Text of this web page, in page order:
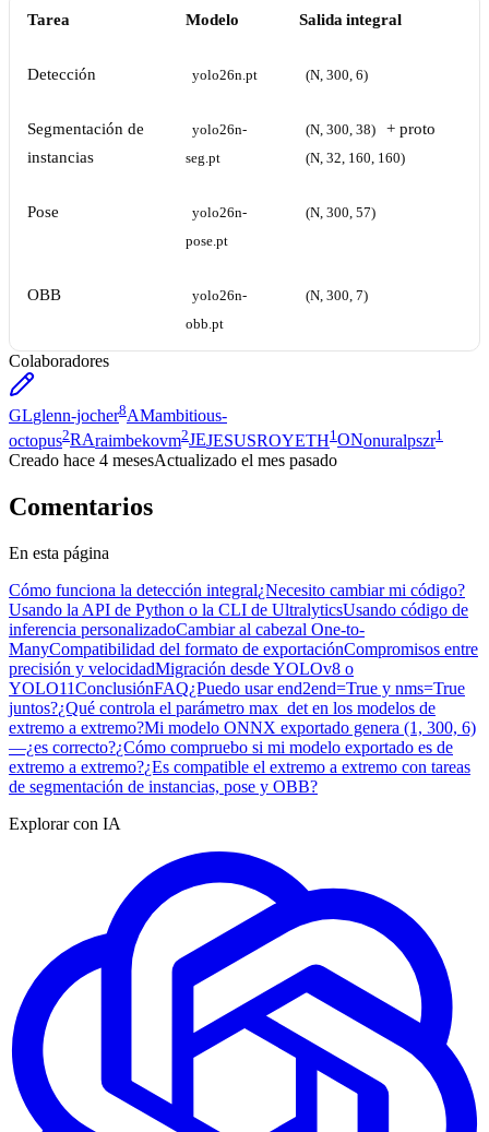
Tarea Modelo Salida integral
Detección yolo26n.pt (N, 300, 6)
Segmentación de
instancias
yolo26n-
seg.pt
(N, 300, 38) + proto
(N, 32, 160, 160)
Pose
yolo26n-
pose.pt
(N, 300, 57)
OBB
yolo26n-
obb.pt
(N, 300, 7)
Colaboradores
GLglenn-jocher8AMambitious-
octopus2RAraimbekovm2JEJESUSROYETH1 ONonuralpszr1
Creado hace 4 mesesActualizado el mes pasado
Comentarios
En esta página
Cómo funciona la detección integral¿Necesito cambiar mi código?
Usando la API de Python o la CLI de UltralyticsUsando código de
inferencia personalizadoCambiar al cabezal One-to-
ManyCompatibilidad del formato de exportaciónCompromisos entre
precisión y velocidadMigración desde YOLOv8 o
YOLO11ConclusiónFAQ¿Puedo usar end2end=True y nms=True
juntos?¿Qué controla el parámetro max_det en los modelos de
extremo a extremo?Mi modelo ONNX exportado genera (1, 300, 6)
—¿es correcto?¿Cómo compruebo si mi modelo exportado es de
extremo a extremo?¿Es compatible el extremo a extremo con tareas
de segmentación de instancias, pose y OBB?
Explorar con IA